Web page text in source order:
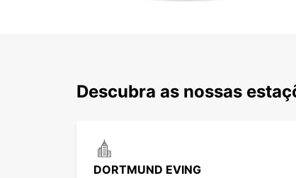
Descubra as nossas
DORTMUND EVING